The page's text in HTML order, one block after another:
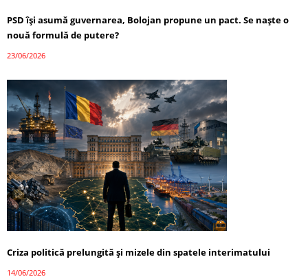
PSD își asumă guvernarea, Bolojan propune un pact. Se naște o
nouă formulă de putere?
23/06/2026
Criza politică prelungită și mizele din spatele interimatului
14/06/2026